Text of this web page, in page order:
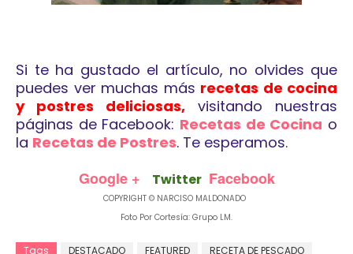
Si te ha gustado el artículo, no olvides que
puedes ver muchas más recetas de cocina
y postres deliciosas, visitando nuestras
páginas de Facebook: Recetas de Cocina o
la Recetas de Postres. Te esperamos.
Google + Twitter Facebook
COPYRIGHT © NARCISO MALDONADO
Foto Por Cortesía: Grupo LM.
Tags DESTACADO FEATURED RECETA DE PESCADO